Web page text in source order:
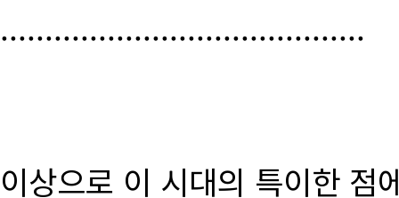
.........................................
이상으로 이 시대의 특이한 점